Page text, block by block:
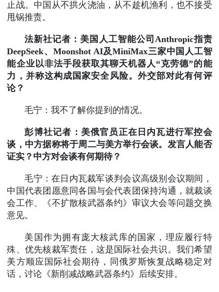
止战。中国从不拱火浇油，从不趁机渔利，也不接受
甩锅推责。
法新社记者：美国人工智能公司Anthropic指责
DeepSeek、Moonshot AI及MiniMax三家中国人工智
能企业以非法手段获取其聊天机器人“克劳德”的能
力，并称这构成国家安全风险。外交部对此有何评
论？
毛宁：我不了解你提到的情况。
彭博社记者：美俄官员正在日内瓦进行军控会
谈，中方据称将于周二与美方举行会谈。发言人能否
证实？中方对会谈有何期待？
毛宁：在日内瓦裁军谈判会议高级别会议期间，
中国代表团愿意同各国与会代表团保持沟通，就裁谈
会工作、《不扩散核武器条约》审议大会等问题交换
意见。
美国作为拥有庞大核武库的国家，理应履行特
殊、优先核裁军责任，这是国际社会共识。我们希望
美方顺应国际社会期待，同俄罗斯恢复战略稳定对
话，讨论《新削减战略武器条约》后续安排。